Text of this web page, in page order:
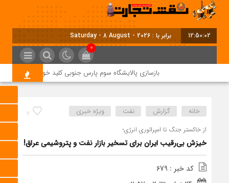
12:50:03 برابر با : Saturday - 8 August - 2026
0
بازسازی پالایشگاه سوم پارس جنوبی کلید خورد
2 خانه گزارش نفت ویژه خبری
از خاکستر جنگ تا امپراتوری انرژی؛
خیزش بی‌رقیب ایران برای تسخیر بازار نفت و پتروشیمی عراق!
کد خبر : 679